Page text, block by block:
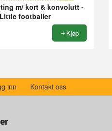
m/ kort & konvolutt -
Little footballer
Kjøp
inn Kontakt oss